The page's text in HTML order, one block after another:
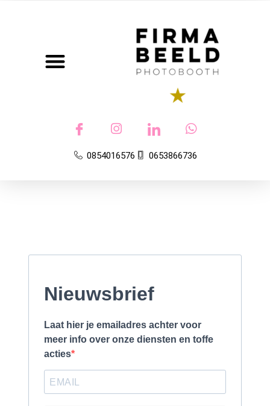
0854016576 0653866736
Nieuwsbrief
Laat hier je emailadres achter voor
meer info over onze diensten en toffe
acties